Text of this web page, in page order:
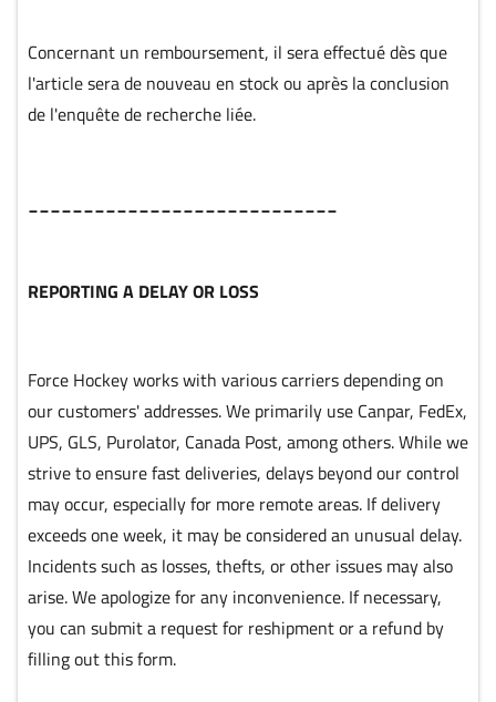
Concernant un remboursement, il sera effectué dès que
l'article sera de nouveau en stock ou après la conclusion
de l'enquête de recherche liée.
REPORTING A DELAY OR LOSS
Force Hockey works with various carriers depending on
our customers' addresses. We primarily use Canpar, FedEx,
UPS, GLS, Purolator, Canada Post, among others. While we
strive to ensure fast deliveries, delays beyond our control
may occur, especially for more remote areas. If delivery
exceeds one week, it may be considered an unusual delay.
Incidents such as losses, thefts, or other issues may also
arise. We apologize for any inconvenience. If necessary,
you can submit a request for reshipment or a refund by
filling out this form.